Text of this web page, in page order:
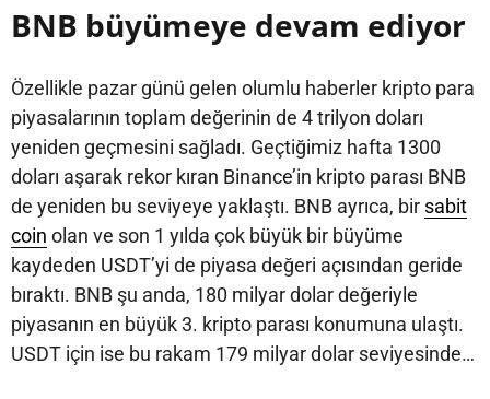
BNB büyümeye devam ediyor
Özellikle pazar günü gelen olumlu haberler kripto para
piyasalarının toplam değerinin de 4 trilyon doları
yeniden geçmesini sağladı. Geçtiğimiz hafta 1300
doları aşarak rekor kıran Binance’in kripto parası BNB
de yeniden bu seviyeye yaklaştı. BNB ayrıca, bir sabit
coin olan ve son 1 yılda çok büyük bir büyüme
kaydeden USDT’yi de piyasa değeri açısından geride
bıraktı. BNB şu anda, 180 milyar dolar değeriyle
piyasanın en büyük 3. kripto parası konumuna ulaştı.
USDT için ise bu rakam 179 milyar dolar seviyesinde…